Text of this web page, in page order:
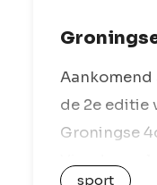
Aankomend
de 2e editie
Groningse
sport